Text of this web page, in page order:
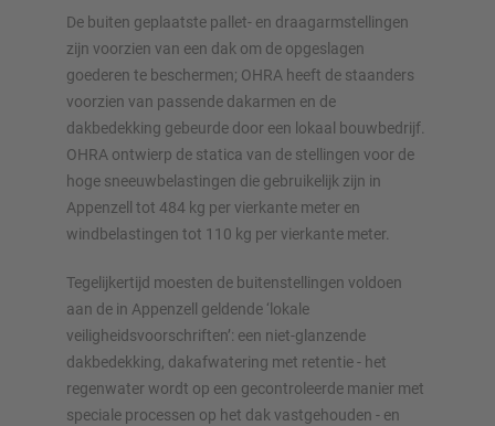
De buiten geplaatste pallet- en draagarmstellingen
zijn voorzien van een dak om de opgeslagen
goederen te beschermen; OHRA heeft de staanders
voorzien van passende dakarmen en de
dakbedekking gebeurde door een lokaal bouwbedrijf.
OHRA ontwierp de statica van de stellingen voor de
hoge sneeuwbelastingen die gebruikelijk zijn in
Appenzell tot 484 kg per vierkante meter en
windbelastingen tot 110 kg per vierkante meter.
Tegelijkertijd moesten de buitenstellingen voldoen
aan de in Appenzell geldende ‘lokale
veiligheidsvoorschriften’: een niet-glanzende
dakbedekking, dakafwatering met retentie - het
regenwater wordt op een gecontroleerde manier met
speciale processen op het dak vastgehouden - en